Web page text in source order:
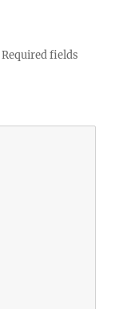
Required fields